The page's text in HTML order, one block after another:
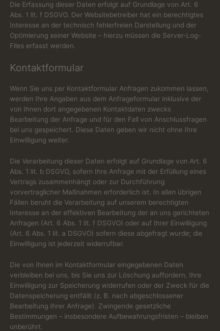
Die Erfassung dieser Daten erfolgt auf Grundlage von Art. 6
Abs. 1 lit. f DSGVO. Der Websitebetreiber hat ein berechtigtes
Interesse an der technisch fehlerfreien Darstellung und der
Optimierung seiner Website – hierzu müssen die Server-Log-
Files erfasst werden.
Kontaktformular
Wenn Sie uns per Kontaktformular Anfragen zukommen lassen,
werden Ihre Angaben aus dem Anfrageformular inklusive der
von Ihnen dort angegebenen Kontaktdaten zwecks
Bearbeitung der Anfrage und für den Fall von Anschlussfragen
bei uns gespeichert. Diese Daten geben wir nicht ohne Ihre
Einwilligung weiter.
Die Verarbeitung dieser Daten erfolgt auf Grundlage von Art. 6
Abs. 1 lit. b DSGVO, sofern Ihre Anfrage mit der Erfüllung eines
Vertrags zusammenhängt oder zur Durchführung
vorvertraglicher Maßnahmen erforderlich ist. In allen übrigen
Fällen beruht die Verarbeitung auf unserem berechtigten
Interesse an der effektiven Bearbeitung der an uns gerichteten
Anfragen (Art. 6 Abs. 1 lit. f DSGVO) oder auf Ihrer Einwilligung
(Art. 6 Abs. 1 lit. a DSGVO) sofern diese abgefragt wurde; die
Einwilligung ist jederzeit widerrufbar.
Die von Ihnen im Kontaktformular eingegebenen Daten
verbleiben bei uns, bis Sie uns zur Löschung auffordern, Ihre
Einwilligung zur Speicherung widerrufen oder der Zweck für die
Datenspeicherung entfällt (z. B. nach abgeschlossener
Bearbeitung Ihrer Anfrage). Zwingende gesetzliche
Bestimmungen – insbesondere Aufbewahrungsfristen – bleiben
unberührt.